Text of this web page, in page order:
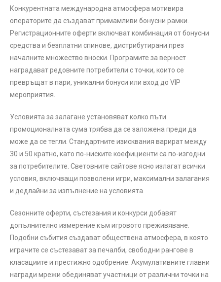
Конкурентната международна атмосфера мотивира
операторите да създават примамливи бонусни рамки.
Регистрационните оферти включват комбинация от бонусни
средства и безплатни спинове, дистрибутирани през
началните множество вноски. Програмите за верност
наградават редовните потребители с точки, които се
превръщат в пари, уникални бонуси или вход до VIP
мероприятия.
Условията за залагане установяват колко пъти
промоционалната сума трябва да се заложена преди да
може да се тегли. Стандартните изисквания варират между
30 и 50 кратно, като по-ниските коефициенти са по-изгодни
за потребителите. Световните сайтове ясно излагат всички
условия, включващи позволени игри, максимални залагания
и дедлайни за изпълнение на условията.
Сезонните оферти, състезания и конкурси добавят
допълнително измерение към игровото преживяване.
Подобни събития създават обществена атмосфера, в която
играчите се състезават за печалби, свободни рангове в
класациите и престижно одобрение. Акумулативните главни
награди мрежи обединяват участници от различни точки на